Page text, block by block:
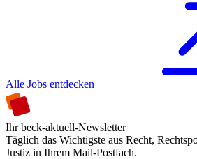
Alle Jobs entdecken
Ihr beck-aktuell-Newsletter
Täglich das Wichtigste aus Recht,
Justiz in Ihrem Mail-Postfach.